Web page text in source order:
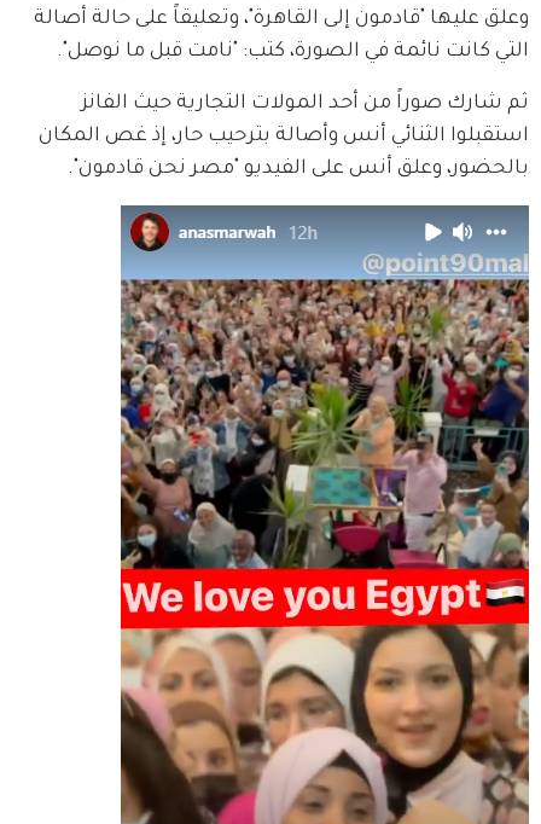
وعلق عليها "قادمون إلى القاهرة"، وتعليقاً على حالة أصالة
التي كانت نائمة في الصورة، كتب: "نامت قبل ما نوصل".
ثم شارك صوراً من أحد المولات التجارية حيث الفانز
استقبلوا الثنائي أنس وأصالة بترحيب حار، إذ غص المكان
بالحضور، وعلق أنس على الفيديو "مصر نحن قادمون".